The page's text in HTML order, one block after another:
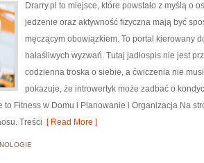
Drarry.pl to miejsce, które powstało z myślą o
jedzenie oraz aktywność fizyczna mają być
męczącym obowiązkiem. To portal kierowany
hałaśliwych wyzwań. Tutaj jadłospis nie jest
codzienna troska o siebie, a ćwiczenia nie
pokazuje, że introwertyk może zadbać o
to Fitness w Domu i Planowanie i Organizacja Na
Treści [ Read More ]